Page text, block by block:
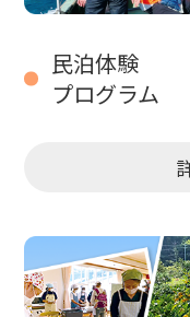
民泊体験
プログラム